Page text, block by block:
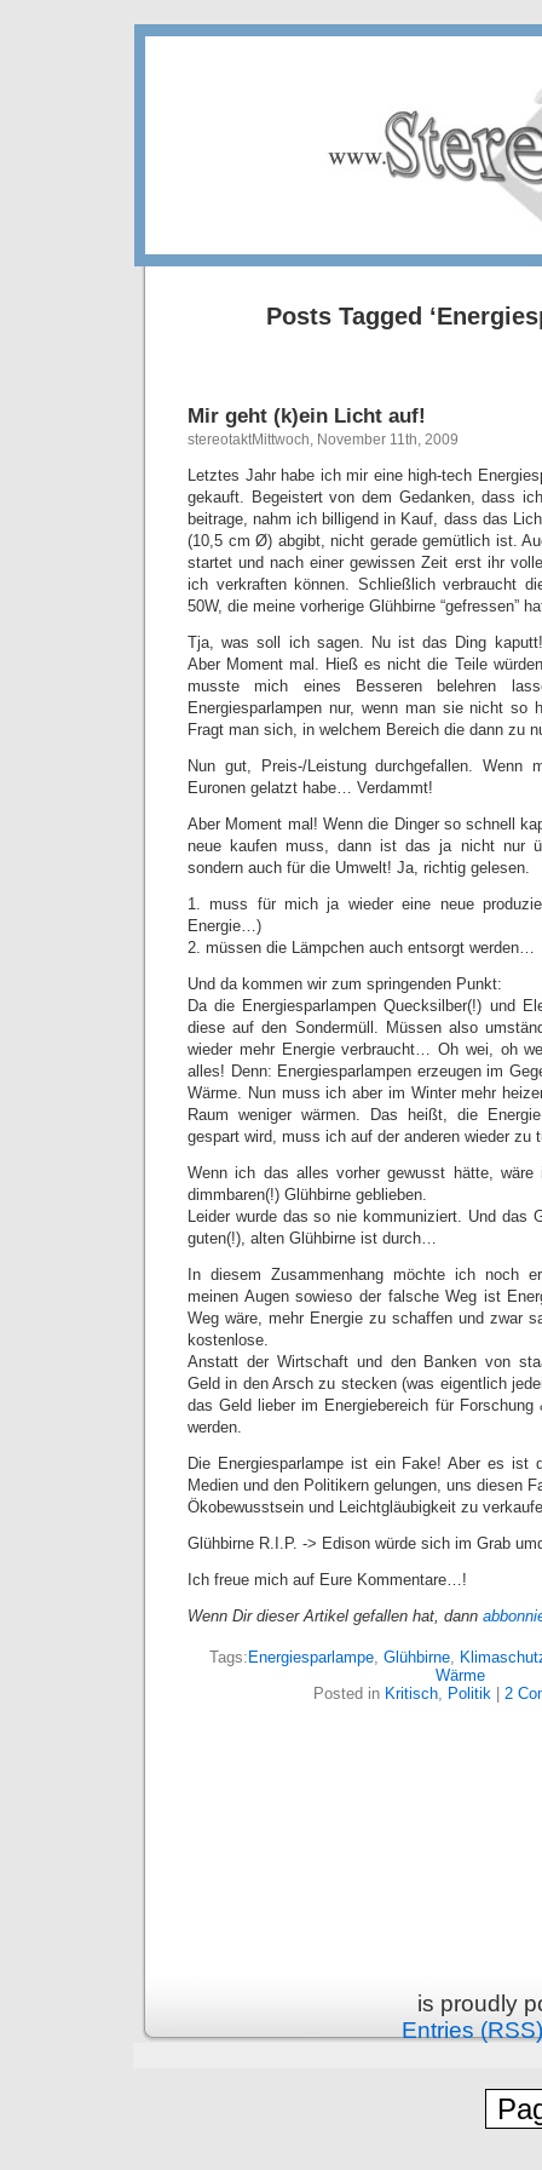
Posts Tagged
Mir geht (k)ein Licht auf!
stereotaktMittwoch, November 11th, 2009
Letztes Jahr habe ich mir eine high-tech
gekauft. Begeistert von dem Gedanken, dass
beitrage, nahm ich billigend in Kauf, dass das
(10,5 cm Ø) abgibt, nicht gerade gemütlich ist.
startet und nach einer gewissen Zeit erst ihr
ich verkraften können. Schließlich verbraucht
50W, die meine vorherige Glühbirne “gefressen”
Tja, was soll ich sagen. Nu ist das Ding
Aber Moment mal. Hieß es nicht die Teile
musste mich eines Besseren belehren
Energiesparlampen nur, wenn man sie nicht so
Fragt man sich, in welchem Bereich die dann zu
Nun gut, Preis-/Leistung durchgefallen. Wenn
Euronen gelatzt habe… Verdammt!
Aber Moment mal! Wenn die Dinger so schnell
neue kaufen muss, dann ist das ja nicht nur
sondern auch für die Umwelt! Ja, richtig gelesen.
1. muss für mich ja wieder eine neue
Energie…)
2. müssen die Lämpchen auch entsorgt werden…
Und da kommen wir zum springenden Punkt:
Da die Energiesparlampen Quecksilber(!) und
diese auf den Sondermüll. Müssen also
wieder mehr Energie verbraucht… Oh wei, oh
alles! Denn: Energiesparlampen erzeugen im
Wärme. Nun muss ich aber im Winter mehr
Raum weniger wärmen. Das heißt, die
gespart wird, muss ich auf der anderen wieder zu
Wenn ich das alles vorher gewusst hätte,
dimmbaren(!) Glühbirne geblieben.
Leider wurde das so nie kommuniziert. Und das
guten(!), alten Glühbirne ist durch…
In diesem Zusammenhang möchte ich noch
meinen Augen sowieso der falsche Weg ist
Weg wäre, mehr Energie zu schaffen und zwar
kostenlose.
Anstatt der Wirtschaft und den Banken von
Geld in den Arsch zu stecken (was eigentlich
das Geld lieber im Energiebereich für Forschung
werden.
Die Energiesparlampe ist ein Fake! Aber es ist
Medien und den Politikern gelungen, uns diesen
Ökobewusstsein und Leichtgläubigkeit zu
Glühbirne R.I.P. -> Edison würde sich im Grab
Ich freue mich auf Eure Kommentare…!
Wenn Dir dieser Artikel gefallen hat, dann
Tags: Energiesparlampe, Glühbirne,
Wärme
Posted in Kritisch, Politik| 2
is proudly
Entries (RSS)